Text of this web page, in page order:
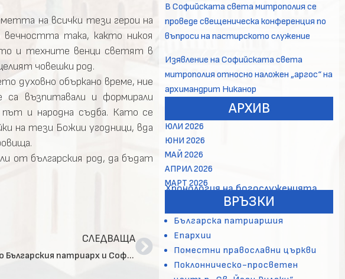
на всички тези герои на
така, както никоя
и техните венци светят в
човешки род.
духовно объркано време, ние
възпитавали и формирали
и народна съдба. Като се
на тези Божии угодници, вда
от българския род, да бъдат
СЛЕДВАЩА
Слово на Негово Светейшество Българския патриарх и Софийски митрополит Неофит в деня на светите Седмочисленици 27 юли 2016 г., София
В Софийската света митрополия се
проведе свещеническа конференция по
въпроси на пастирското служение
Изявление на Софийската света
митрополия относно наложен „аргос“ на
архимандрит Никанор
АРХИВ
ЮЛИ 2026
ЮНИ 2026
МАЙ 2026
АПРИЛ 2026
МАРТ 2026
Хронология на богослуженията
ВРЪЗКИ
Българска патриаршия
Епархии
Поместни православни църкви
Поклонническо-просветен